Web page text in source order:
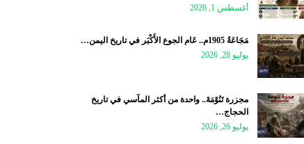
أغسطس 1, 2026
مَجَاعَةُ 1905م.. عَام الجوع الأَكْبَر في تاريخ اليمن…
يوليو 28, 2026
مجزرة تَنُوْمَةَ.. واحدة من أكثر المآسي في تاريخ
الحجاج…
يوليو 26, 2026